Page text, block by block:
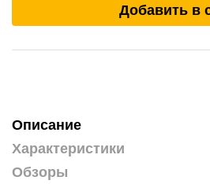
Добавить в
Описание
Характеристики
Обзоры